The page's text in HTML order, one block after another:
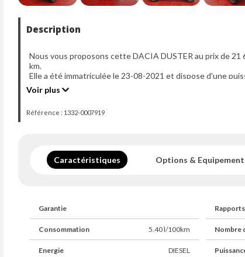
Description
Nous vous proposons cette DACIA DUSTER au prix de 21
km.
Elle a été immatriculée le 23-08-2021 et dispose d'une
Voir plus
Référence : 1332-0007919
Caractéristiques Options &
Garantie
Consommation 5.40 l/100km
Energie DIESEL
Rapports
Nombre